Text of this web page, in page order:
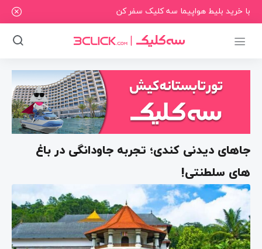
با خرید بلیط هواپیما سه کلیک سفر کن
جاهای دیدنی کندی؛ تجربه جاودانگی در باغ
های سلطنتی!